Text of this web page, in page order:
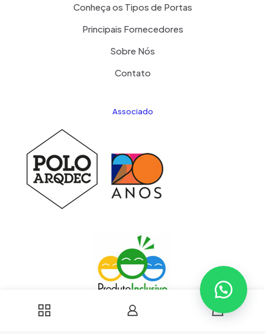
Conheça os Tipos de Portas
Principais Fornecedores
Sobre Nós
Contato
Associado